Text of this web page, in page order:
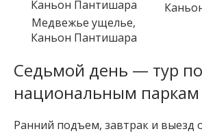
Медвежье ущелье,
Каньон Пантишара
Седьмой день — тур по
национальным паркам
Ранний подъем, завтрак и выезд